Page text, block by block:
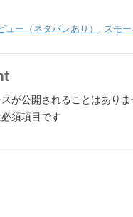
ュー（ネタバレあり） スモ
が公開されることはありま
須項目です